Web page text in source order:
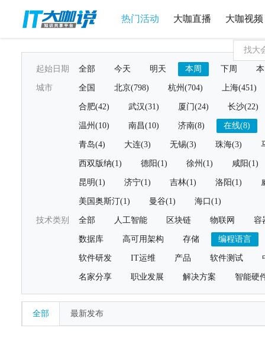
热门活动 大咖直播 大咖视频
起始日期 全部 今天 明天 本周 下周
城市 全国 北京(798) 杭州(704) 上海(451)
合肥(42) 武汉(31) 厦门(24) 长沙(22)
温州(10) 南昌(10) 济南(8) 在线(8)
青岛(4) 大连(3) 无锡(3) 珠海(3)
西双版纳(1) 德阳(1) 徐州(1) 咸阳(1)
昆明(1) 济宁(1) 吉林(1) 洛阳(1)
美国奥斯汀(1) 曼谷(1) 海口(1)
技术类别 全部 人工智能 区块链 物联网 容
数据库 高可用架构 存储 编程语言
软件研发 IT运维 产品 软件测试
名家分享 职业发展 解决方案 智能硬
全部 最新发布